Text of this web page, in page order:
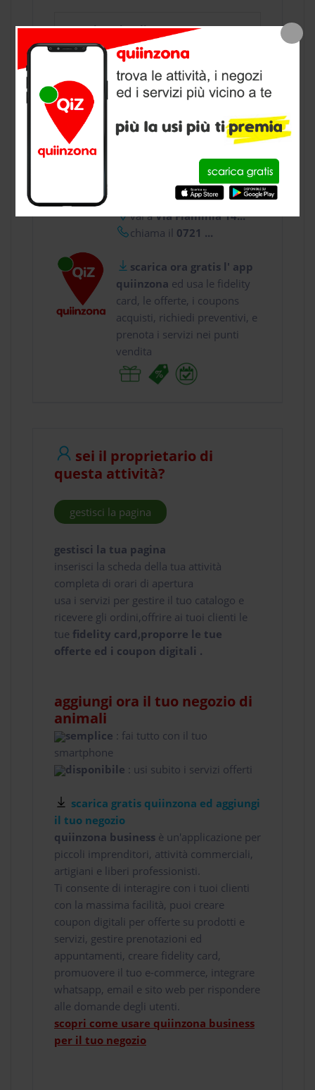
negozio animalia Pesaro, provincia
di Pesaro Urbino
CONTATTI
usa gratis quiinzona e :
vai aVia Flaminia 14...
chiama il 0721 ...
scarica ora gratis l' app
quiinzona ed usa le fidelity
card, le offerte, i coupons
acquisti, richiedi preventivi, e
prenota i servizi nei punti
vendita
sei il proprietario di
questa attività?
gestisci la pagina
gestisci la tua pagina
inserisci la scheda della tua attività
completa di orari di apertura
usa i servizi per gestire il tuo catalogo e
ricevere gli ordini,offrire ai tuoi clienti le
tue fidelity card,proporre le tue
offerte ed i coupon digitali .
aggiungi ora il tuo negozio di
animali
semplice : fai tutto con il tuo
smartphone
disponibile : usi subito i servizi offerti
scarica gratis quiinzona ed aggiungi
il tuo negozio
quiinzona business è un'applicazione per
piccoli imprenditori, attività commerciali,
artigiani e liberi professionisti.
Ti consente di interagire con i tuoi clienti
con la massima facilità, puoi creare
coupon digitali per offerte su prodotti e
servizi, gestire prenotazioni ed
appuntamenti, creare fidelity card,
promuovere il tuo e-commerce, integrare
whatsapp, email e sito web per rispondere
alle domande degli utenti.
scopri come usare quiinzona business
per il tuo negozio